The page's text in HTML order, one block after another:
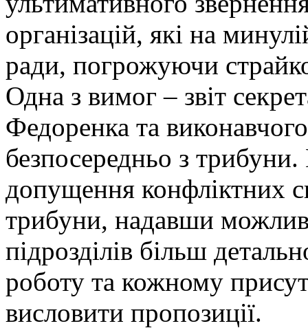
організацій, які на
ради, погрожуючи
Одна з вимог – звіт
Федоренка та
безпосередньо з
допущення конфліктних
трибуни, надавши
підрозділів більш
роботу та кожному
висловити пропозиції.